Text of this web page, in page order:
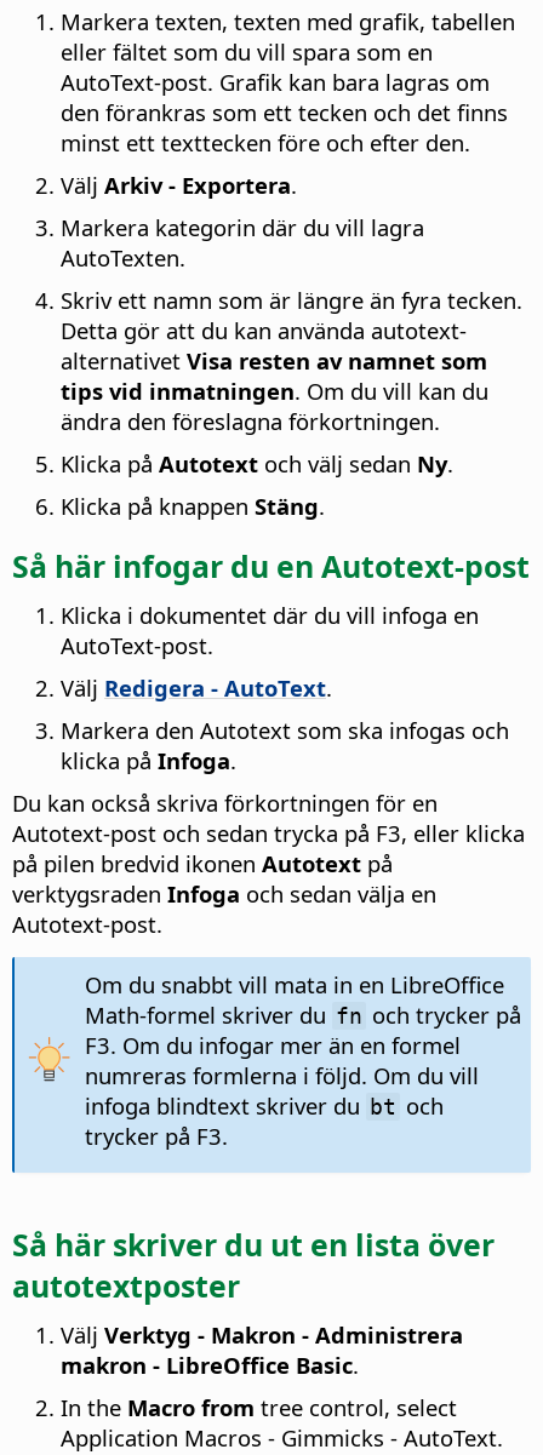
Markera texten, texten med grafik, tabellen
eller fältet som du vill spara som en
AutoText-post. Grafik kan bara lagras om
den förankras som ett tecken och det finns
minst ett texttecken före och efter den.
Välj Arkiv - Exportera.
Markera kategorin där du vill lagra
AutoTexten.
Skriv ett namn som är längre än fyra tecken.
Detta gör att du kan använda autotext-
alternativet Visa resten av namnet som
tips vid inmatningen. Om du vill kan du
ändra den föreslagna förkortningen.
Klicka på Autotext och välj sedan Ny.
Klicka på knappen Stäng.
Så här infogar du en Autotext-post
Klicka i dokumentet där du vill infoga en
AutoText-post.
Välj Redigera - AutoText.
Markera den Autotext som ska infogas och
klicka på Infoga.
Du kan också skriva förkortningen för en
Autotext-post och sedan trycka på F3, eller klicka
på pilen bredvid ikonen Autotext på
verktygsraden Infoga och sedan välja en
Autotext-post.
Om du snabbt vill mata in en LibreOffice
Math-formel skriver du fn och trycker på
F3. Om du infogar mer än en formel
numreras formlerna i följd. Om du vill
infoga blindtext skriver du bt och
trycker på F3.
Så här skriver du ut en lista över
autotextposter
Välj Verktyg - Makron - Administrera
makron - LibreOffice Basic.
In the Macro from tree control, select
Application Macros - Gimmicks - AutoText.